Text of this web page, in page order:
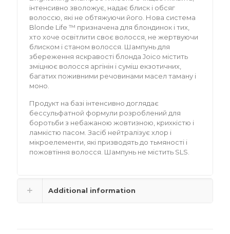
інтенсивно зволожує, надає блиск і обсяг
волоссю, які не обтяжуючи його. Нова система
Blonde Life ™ призначена для блондинок і тих,
хто хоче освітлити своє волосся, не жертвуючи
блиском і станом волосся. Шампунь для
збереження яскравості блонда Joico містить
зміцнює волосся аргінін і суміш екзотичних,
багатих поживними речовинами масел таману і
моно.
Продукт на базі інтенсивно доглядає
бессульфатной формули розроблений для
боротьби з небажаною жовтизною, крихкістю і
ламкістю пасом. Засіб нейтралізує хлор і
мікроелементи, які призводять до тьмяності і
пожовтіння волосся. Шампунь не містить SLS.
Additional information